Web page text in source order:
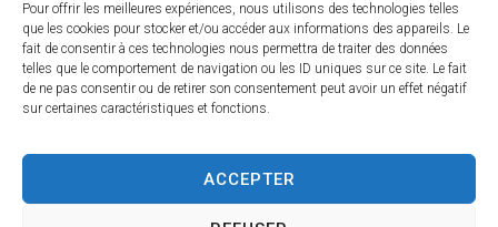
Pour offrir les meilleures expériences, nous utilisons des technologies telles
que les cookies pour stocker et/ou accéder aux informations des appareils. Le
fait de consentir à ces technologies nous permettra de traiter des données
telles que le comportement de navigation ou les ID uniques sur ce site. Le fait
de ne pas consentir ou de retirer son consentement peut avoir un effet négatif
sur certaines caractéristiques et fonctions.
ACCEPTER
02 32 46 63 00
Contact
Horaires d’ouverture
Du lundi au vendredi :
et de 13h30 à 17h